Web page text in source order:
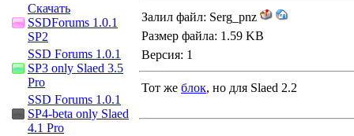
Скачать
SSDForums 1.0.1
SP2
SSD Forums 1.0.1
SP3 only Slaed 3.5
Pro
SSD Forums 1.0.1
SP4-beta only Slaed
4.1 Pro
Залил файл: Serg_pnz
Размер файла: 1.59 KB
Версия: 1
Тот же блок, но для Slaed 2.2